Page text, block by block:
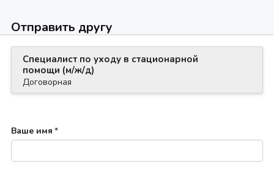
Отправить другу
Специалист по уходу в стационарной
помощи (м/ж/д)
Договорная
Ваше имя *